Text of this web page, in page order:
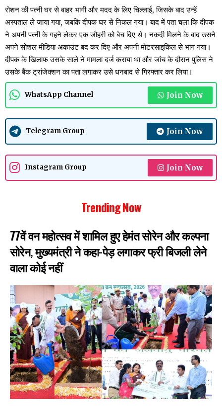
रोशन की पत्नी घर से बाहर भागी और मदद के लिए चिल्लाई, जिसके बाद उन्हें
अस्पताल ले जाया गया, जबकि दीपक घर से निकल गया। बाद में पता चला कि दीपक
ने अपनी पत्नी के गहने लेकर एक जौहरी को बेच दिए थे। नकदी मिलने के बाद उसने
अपने सोशल मीडिया अकाउंट बंद कर दिए और अपनी मोटरसाइकिल से भाग गया।
दीपक के खिलाफ उसके साले ने मामला दर्ज कराया था और जांच के दौरान पुलिस ने
उसके बैंक ट्रांजेक्शन का पता लगाकर उसे धनबाद से गिरफ्तार कर लिया।
WhatsApp Channel Join Now
Telegram Group Join Now
Instagram Group Join Now
Trending Now
77वें वन महोत्सव में शामिल हुए हेमंत सोरेन और कल्पना
सोरेन, मुख्यमंत्री ने कहा-पेड़ लगाकर फ्री बिजली लेने
वाला कोई नहीं